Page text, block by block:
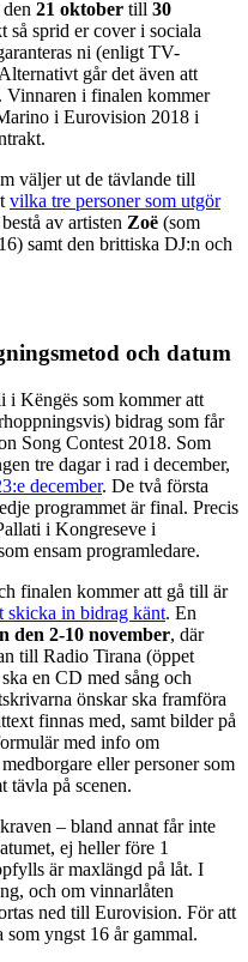
21 oktober till 30
så sprid er cover i sociala
ni (enligt TV-
går det även att
Vinnaren i finalen kommer
i Eurovision 2018 i
väljer ut de tävlande till
vilka tre personer som utgör
av artisten Zoë (som
samt den brittiska DJ:n och
och datum
i Këngës som kommer att
bidrag som får
Song Contest 2018. Som
tre dagar i rad i december,
december. De två första
programmet är final. Precis
i Kongreseve i
ensam programledare.
finalen kommer att gå till är
skicka in bidrag känt. En
den 2-10 november, där
till Radio Tirana (öppet
en CD med sång och
önskar ska framföra
finnas med, samt bilder på
med info om
eller personer som
tävla på scenen.
– bland annat får inte
ej heller före 1
är maxlängd på låt. I
och om vinnarlåten
ned till Eurovision. För att
som yngst 16 år gammal.